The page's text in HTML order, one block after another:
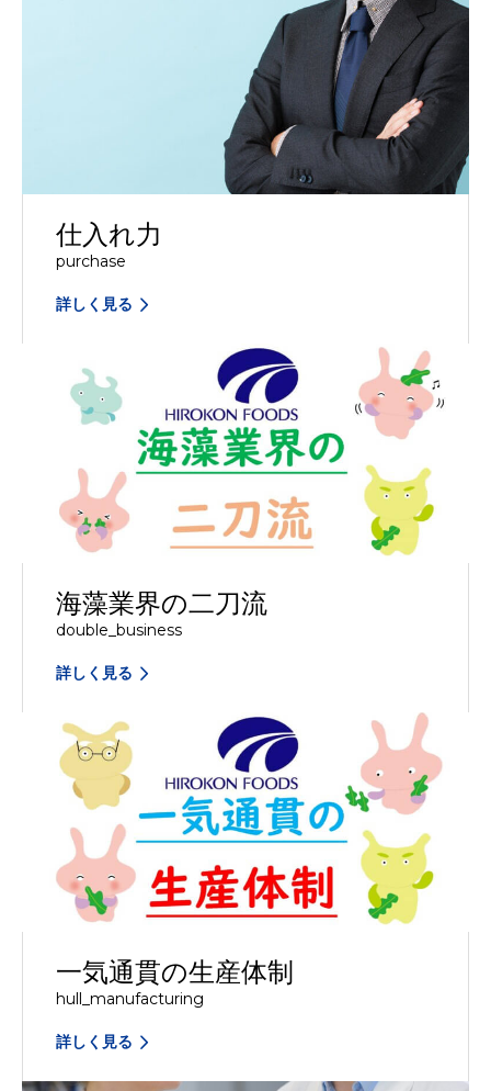
仕入れ力
purchase
詳しく見る
海藻業界の二刀流
double_business
詳しく見る
一気通貫の生産体制
hull_manufacturing
詳しく見る